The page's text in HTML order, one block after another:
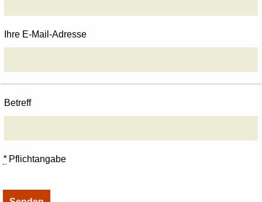
Ihre E-Mail-Adresse
Betreff
*Pflichtangabe